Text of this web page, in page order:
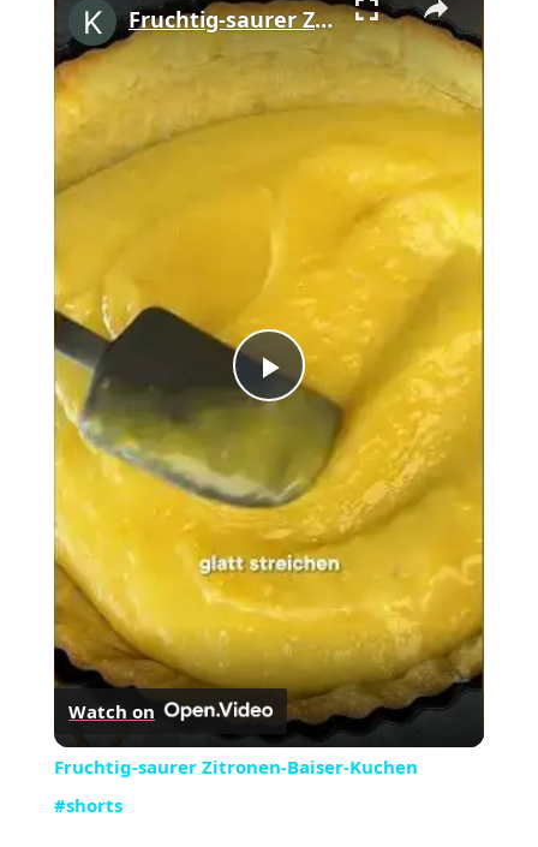
Play
Video
Fruchtig-saurer Zitronen-Baiser-Kuchen #shorts
Watch on
Fruchtig-saurer Zitronen-Baiser-Kuchen
#shorts